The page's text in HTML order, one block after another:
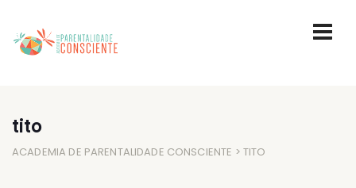
tito
ACADEMIA DE PARENTALIDADE CONSCIENTE > TITO